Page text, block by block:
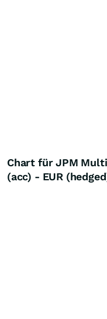
Chart für JPM
(acc) - EUR